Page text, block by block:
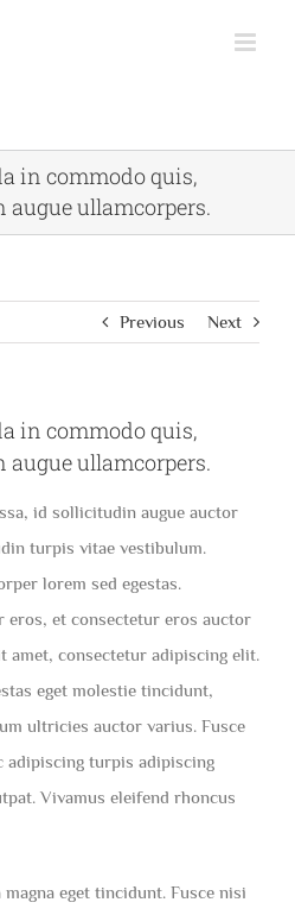
in commodo quis,
ullamcorpers.
Previous Next
in commodo quis,
ullamcorpers.
id sollicitudin augue auctor
turpis vitae vestibulum.
lorem sed egestas.
eros, et consectetur eros auctor
amet, consectetur adipiscing elit.
eget molestie tincidunt,
ultricies auctor varius. Fusce
adipiscing turpis adipiscing
Vivamus eleifend rhoncus
eget tincidunt. Fusce nisi